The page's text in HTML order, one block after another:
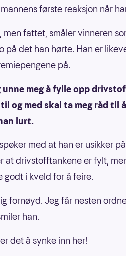
første reaksjon når
men fattet, småler vinneren
på det han hørte. Han er
på.
unne meg å fylle opp
og med skal ta meg råd til
lurt.
med at han er usikker
at drivstofftankene er fylt,
godt i kveld for å feire.
fornøyd. Jeg får nesten
han.
det å synke inn her!